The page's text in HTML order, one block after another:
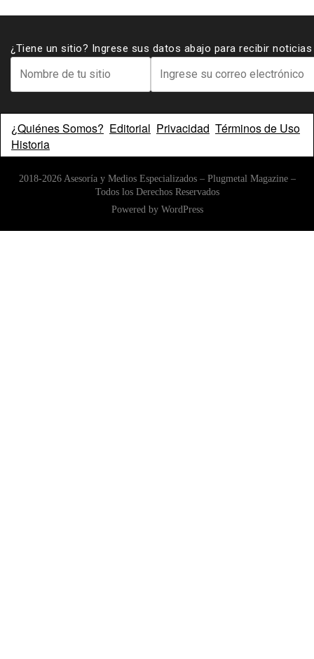
¿Tiene un sitio? Ingrese sus datos abajo para recibir
¿Quiénes Somos? Editorial Privacidad Términos de Uso
Historia
2018-2026 Asesoría y Medios Especializados – Plugmetal Magazine –
Todos los Derechos Reservados
Powered by WordPress